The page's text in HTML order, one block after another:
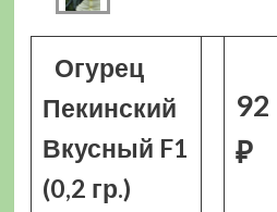
Огурец
Пекинский
Вкусный F1
(0,2 гр.)
92
₽